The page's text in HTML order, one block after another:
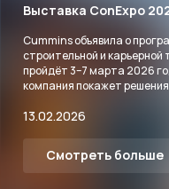
Выставка ConExpo
Cummins объявила о
строительной и карьерной
пройдёт 3–7 марта 2026
компания покажет решения
13.02.2026
Смотреть больше